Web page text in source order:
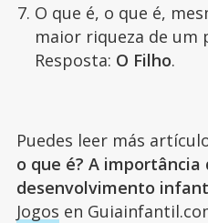
O que é, o que é,
maior riqueza de um
Resposta: O Filho.
Puedes leer más
o que é? A
desenvolvimento
Jogos en